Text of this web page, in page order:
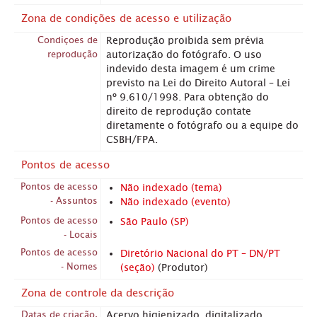
Zona de condições de acesso e utilização
Condiçoes de
reprodução
Reprodução proibida sem prévia
autorização do fotógrafo. O uso
indevido desta imagem é um crime
previsto na Lei do Direito Autoral – Lei
nº 9.610/1998. Para obtenção do
direito de reprodução contate
diretamente o fotógrafo ou a equipe do
CSBH/FPA.
Pontos de acesso
Pontos de acesso
- Assuntos
Não indexado (tema)
Não indexado (evento)
Pontos de acesso
- Locais
São Paulo (SP)
Pontos de acesso
- Nomes
Diretório Nacional do PT – DN/PT
(seção) (Produtor)
Zona de controle da descrição
Datas de criação,
Acervo higienizado, digitalizado,